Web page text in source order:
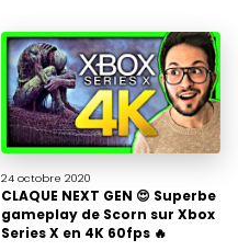
24 octobre 2020
CLAQUE NEXT GEN 😍 Superbe
gameplay de Scorn sur Xbox
Series X en 4K 60fps 🔥